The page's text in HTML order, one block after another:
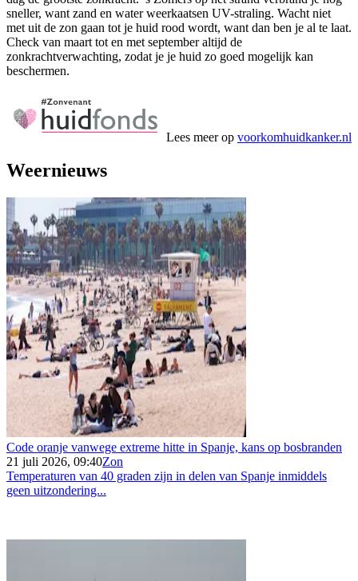
sneller, want zand en water weerkaatsen UV-straling. Wacht niet
met uit de zon gaan tot je huid rood wordt, want dan ben je al te laat.
Check van maart tot en met september altijd de
zonkrachtverwachting, zodat je je huid zo goed mogelijk kan
beschermen.
Lees meer op voorkomhuidkanker.nl
Weernieuws
Code oranje vanwege extreme hitte in Spanje, kans op bosbranden
21 juli 2026, 09:40Zon
Temperaturen van 40 graden zijn in delen van Spanje inmiddels
geen uitzondering...